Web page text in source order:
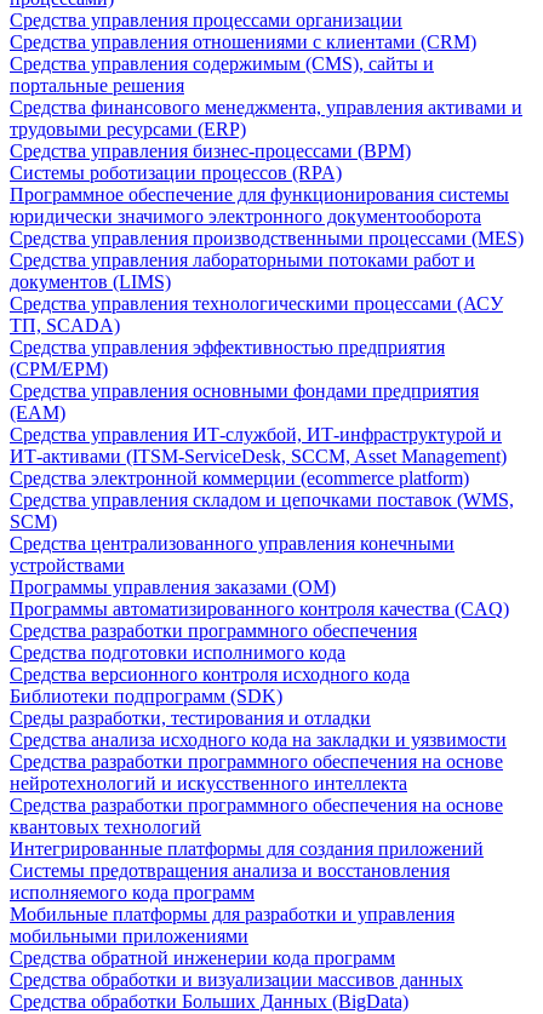
Средства управления процессами организации
Средства управления отношениями с клиентами (CRM)
Средства управления содержимым (CMS), сайты и
портальные решения
Средства финансового менеджмента, управления активами и
трудовыми ресурсами (ERP)
Средства управления бизнес-процессами (BPM)
Системы роботизации процессов (RPA)
Программное обеспечение для функционирования системы
юридически значимого электронного документооборота
Средства управления производственными процессами (MES)
Средства управления лабораторными потоками работ и
документов (LIMS)
Средства управления технологическими процессами (АСУ
ТП, SCADA)
Средства управления эффективностью предприятия
(CPM/EPM)
Средства управления основными фондами предприятия
(EAM)
Средства управления ИТ-службой, ИТ-инфраструктурой и
ИТ-активами (ITSM-ServiceDesk, SCCM, Asset Management)
Средства электронной коммерции (ecommerce platform)
Средства управления складом и цепочками поставок (WMS,
SCM)
Средства централизованного управления конечными
устройствами
Программы управления заказами (OM)
Программы автоматизированного контроля качества (CAQ)
Средства разработки программного обеспечения
Средства подготовки исполнимого кода
Средства версионного контроля исходного кода
Библиотеки подпрограмм (SDK)
Среды разработки, тестирования и отладки
Средства анализа исходного кода на закладки и уязвимости
Средства разработки программного обеспечения на основе
нейротехнологий и искусственного интеллекта
Средства разработки программного обеспечения на основе
квантовых технологий
Интегрированные платформы для создания приложений
Системы предотвращения анализа и восстановления
исполняемого кода программ
Мобильные платформы для разработки и управления
мобильными приложениями
Средства обратной инженерии кода программ
Средства обработки и визуализации массивов данных
Средства обработки Больших Данных (BigData)